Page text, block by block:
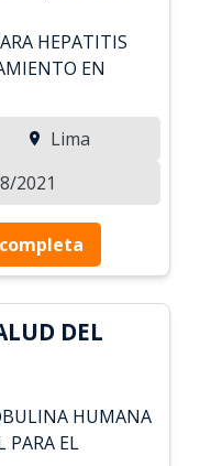
HEPATITIS
EN
Lima
2021
DEL
HUMANA
PARA EL